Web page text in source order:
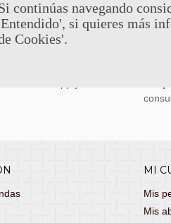
artículos de
réplicas históricas de
una gran variedad de
precios. Si no
buscas, danos un toque
o Whatsapp y te lo
MI
Mis
Mis
continúas navegando
si quieres más
Cookies'.